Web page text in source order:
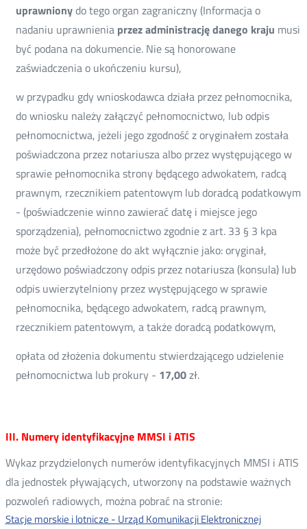
uprawnionydo tego organ zagraniczny (Informacja o
nadaniu uprawnienia przez administrację danego kraju musi
być podana na dokumencie. Nie są honorowane
zaświadczenia o ukończeniu kursu),
w przypadku gdy wnioskodawca działa przez pełnomocnika,
do wniosku należy załączyć pełnomocnictwo, lub odpis
pełnomocnictwa, jeżeli jego zgodność z oryginałem została
poświadczona przez notariusza albo przez występującego w
sprawie pełnomocnika strony będącego adwokatem, radcą
prawnym, rzecznikiem patentowym lub doradcą podatkowym
- (poświadczenie winno zawierać datę i miejsce jego
sporządzenia), pełnomocnictwo zgodnie z art. 33 § 3 kpa
może być przedłożone do akt wyłącznie jako: oryginał,
urzędowo poświadczony odpis przez notariusza (konsula) lub
odpis uwierzytelniony przez występującego w sprawie
pełnomocnika, będącego adwokatem, radcą prawnym,
rzecznikiem patentowym, a także doradcą podatkowym,
opłata od złożenia dokumentu stwierdzającego udzielenie
pełnomocnictwa lub prokury - 17,00zł.
III. Numery identyfikacyjne MMSI i ATIS
Wykaz przydzielonych numerów identyfikacyjnych MMSI i ATIS
dla jednostek pływających, utworzony na podstawie ważnych
pozwoleń radiowych, można pobrać na stronie:
Stacje morskie i lotnicze - Urząd Komunikacji Elektronicznej